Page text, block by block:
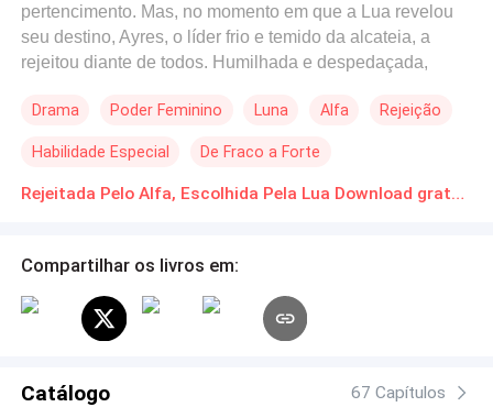
pertencimento. Mas, no momento em que a Lua revelou
seu destino, Ayres, o líder frio e temido da alcateia, a
rejeitou diante de todos. Humilhada e despedaçada,
fim, mas o despertar. Escolhida pela própria Deusa da
destino de todos. Enquanto Ayres luta contra os
fantasmas de seu passado e a ligação que insiste em
apenas o destino que a prende ao Alfa… é a escolha
terá que decidir: perdoar o homem que a rejeitou ou
seguir sozinha como a verdadeira filha da Lua.
Drama Poder Feminino Luna Alfa Rejeição
Habilidade Especial De Fraco a Forte
Rejeitada Pelo Alfa, Escolhida Pela Lua Download gratuito de Novelas Online em PDF
Compartilhar os livros em:
Catálogo 67 Capítulos